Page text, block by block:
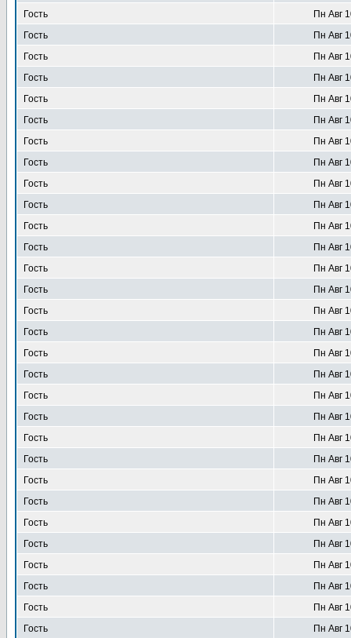
Гость
Пн Авг
Гость
Пн Авг
Гость
Пн Авг
Гость
Пн Авг
Гость
Пн Авг
Гость
Пн Авг
Гость
Пн Авг
Гость
Пн Авг
Гость
Пн Авг
Гость
Пн Авг
Гость
Пн Авг
Гость
Пн Авг
Гость
Пн Авг
Гость
Пн Авг
Гость
Пн Авг
Гость
Пн Авг
Гость
Пн Авг
Гость
Пн Авг
Гость
Пн Авг
Гость
Пн Авг
Гость
Пн Авг
Гость
Пн Авг
Гость
Пн Авг
Гость
Пн Авг
Гость
Пн Авг
Гость
Пн Авг
Гость
Пн Авг
Гость
Пн Авг
Гость
Пн Авг
Гость
Пн Авг